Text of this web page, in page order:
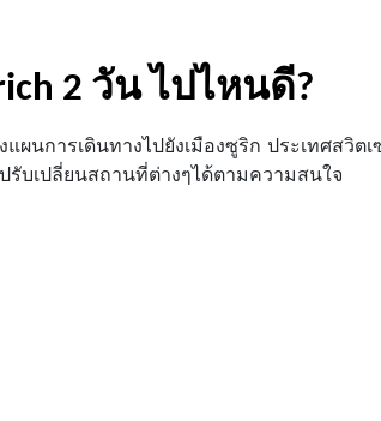
2 วัน ไปไหนดี?
การเดินทางไปยังเมืองซูริก ประเทศสวิต
รับเปลี่ยนสถานที่ต่างๆได้ตามความสนใจ